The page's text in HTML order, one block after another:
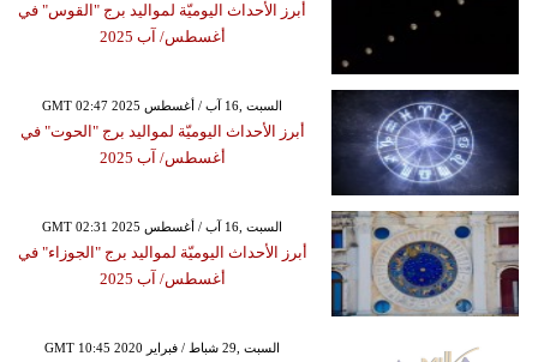
أبرز الأحداث اليوميّة لمواليد برج "القوس" في
أغسطس/ آب 2025
GMT 02:47 2025 السبت ,16 آب / أغسطس
أبرز الأحداث اليوميّة لمواليد برج "الحوت" في
أغسطس/ آب 2025
GMT 02:31 2025 السبت ,16 آب / أغسطس
أبرز الأحداث اليوميّة لمواليد برج "الجوزاء" في
أغسطس/ آب 2025
GMT 10:45 2020 السبت ,29 شباط / فبراير